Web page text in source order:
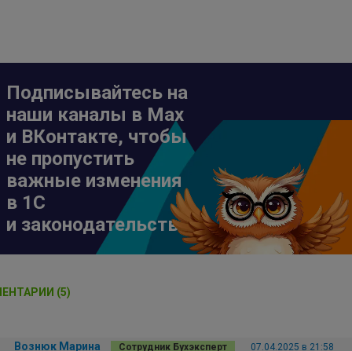
Подписывайтесь на
наши каналы в Max
и ВКонтакте, чтобы
не пропустить
важные изменения
в 1С
и законодательстве
(5)
Вознюк Марина Сотрудник Бухэксперт 07.04.2025 в 21:58